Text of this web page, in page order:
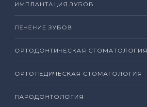
ИМПЛАНТАЦИЯ ЗУБОВ
ЛЕЧЕНИЕ ЗУБОВ
ОРТОДОНТИЧЕСКАЯ СТОМАТОЛОГИЯ
ОРТОПЕДИЧЕСКАЯ СТОМАТОЛОГИЯ
ПАРОДОНТОЛОГИЯ